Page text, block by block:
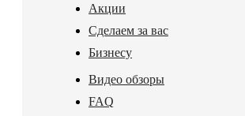
Акции
Сделаем за вас
Бизнесу
Видео обзоры
FAQ